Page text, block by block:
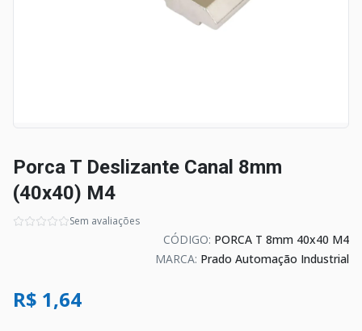
Porca T Deslizante Canal 8mm
(40x40) M4
Sem avaliações
CÓDIGO: PORCA T 8mm 40x40 M4
MARCA: Prado Automação Industrial
R$ 1,64